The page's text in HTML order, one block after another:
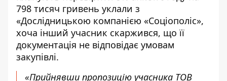
798 тисяч гривень уклали з
«Дослідницькою компанією «Соціополіс»,
хоча інший учасник скаржився, що її
документація не відповідає умовам
закупівлі.
«Прийнявши пропозицію учасника ТОВ